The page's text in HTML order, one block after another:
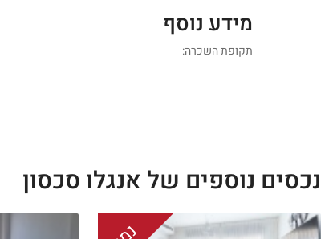
מידע נוסף
תקופת השכרה:
נכסים נוספים של אנגלו סכסון